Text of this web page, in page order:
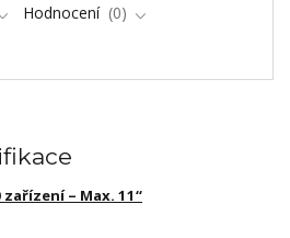
Hodnocení
0
– Max. 11“